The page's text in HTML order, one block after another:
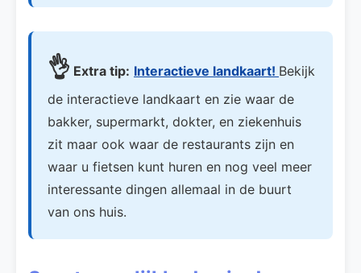
👌 Extra tip: Interactieve landkaart! Bekijk
de interactieve landkaart en zie waar de
bakker, supermarkt, dokter, en ziekenhuis
zit maar ook waar de restaurants zijn en
waar u fietsen kunt huren en nog veel meer
interessante dingen allemaal in de buurt
van ons huis.